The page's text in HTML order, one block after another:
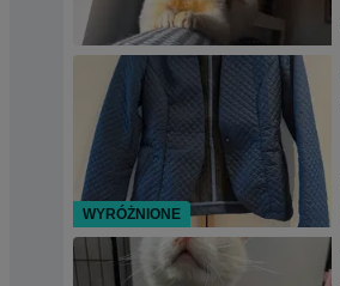
WYRÓŻNIONE